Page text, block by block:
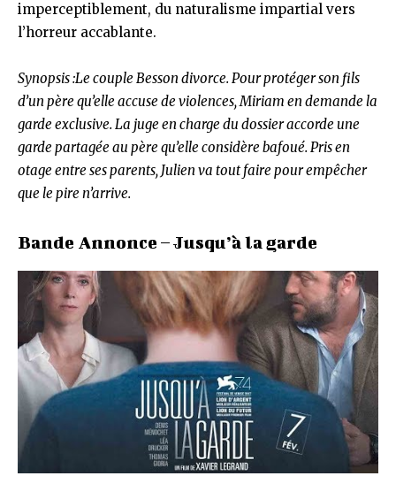
imperceptiblement, du naturalisme impartial vers
l’horreur accablante.
Synopsis :Le couple Besson divorce. Pour protéger son fils
d’un père qu’elle accuse de violences, Miriam en demande la
garde exclusive. La juge en charge du dossier accorde une
garde partagée au père qu’elle considère bafoué. Pris en
otage entre ses parents, Julien va tout faire pour empêcher
que le pire n’arrive.
Bande Annonce – Jusqu’à la garde